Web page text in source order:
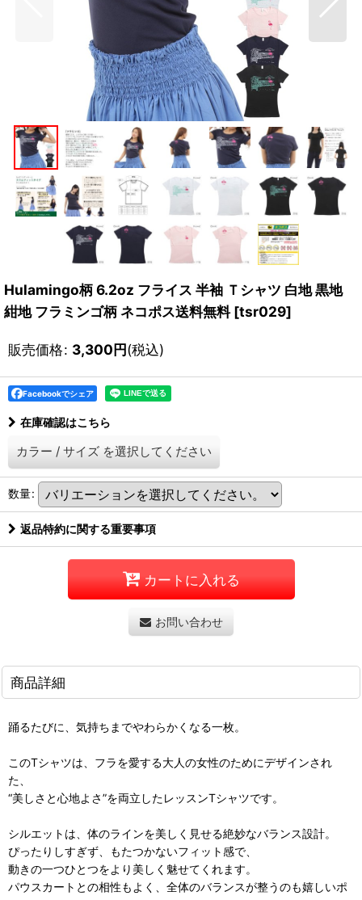
Hulamingo柄 6.2oz フライス 半袖 Ｔシャツ 白地 黒地
紺地 フラミンゴ柄 ネコポス送料無料 [tsr029]
販売価格: 3,300円(税込)
Facebookでシェア
在庫確認はこちら
カラー / サイズ を選択してください
数量:
返品特約に関する重要事項
カートに入れる
お問い合わせ
商品詳細
踊るたびに、気持ちまでやわらかくなる一枚。
このTシャツは、フラを愛する大人の女性のためにデザインされ
た、
“美しさと心地よさ”を両立したレッスンTシャツです。
シルエットは、体のラインを美しく見せる絶妙なバランス設計。
ぴったりしすぎず、もたつかないフィット感で、
動きの一つひとつをより美しく魅せてくれます。
パウスカートとの相性もよく、全体のバランスが整うのも嬉しいポ